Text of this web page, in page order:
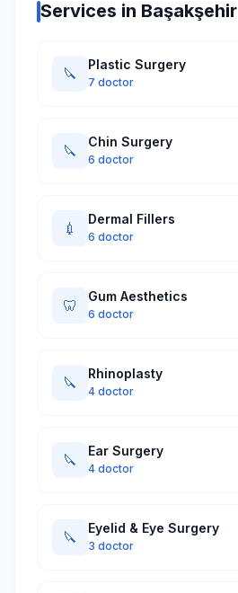
Services in Başakşehir
🔪
Plastic Surgery
7 doctor
🔪
Chin Surgery
6 doctor
💉
Dermal Fillers
6 doctor
🦷
Gum Aesthetics
6 doctor
🔪
Rhinoplasty
4 doctor
🔪
Ear Surgery
4 doctor
🔪
Eyelid & Eye Surgery
3 doctor